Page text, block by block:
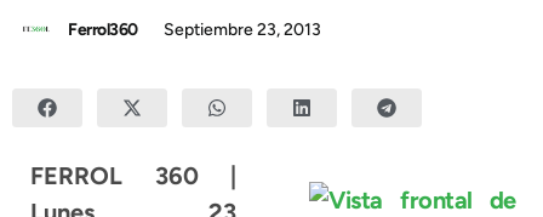
Ferrol360 Septiembre 23, 2013
FERROL 360 |